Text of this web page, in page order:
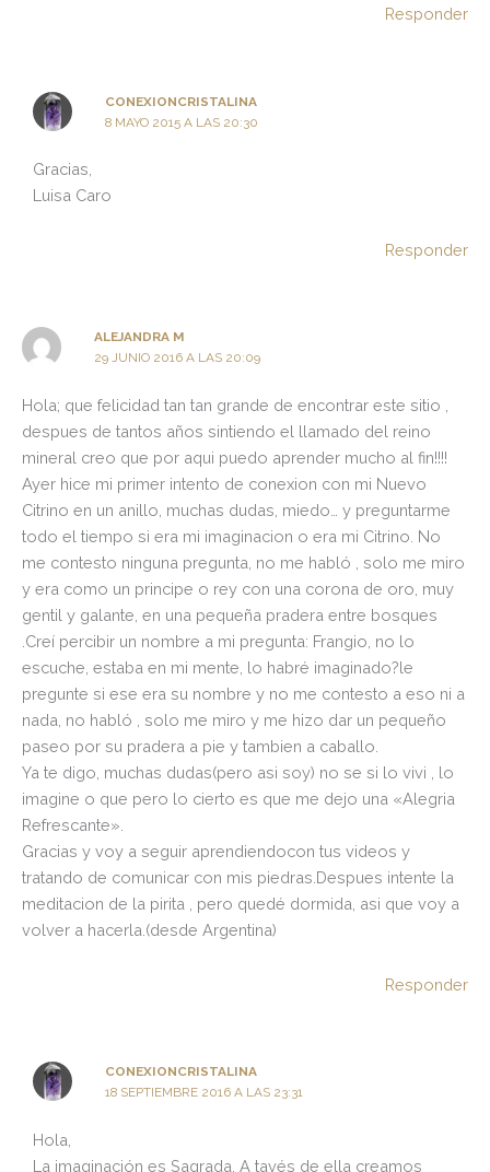
Responder
CONEXIONCRISTALINA
8 MAYO 2015 A LAS 20:30
Gracias,
Luisa Caro
Responder
ALEJANDRA M
29 JUNIO 2016 A LAS 20:09
Hola; que felicidad tan tan grande de encontrar este sitio ,
despues de tantos años sintiendo el llamado del reino
mineral creo que por aqui puedo aprender mucho al fin!!!!
Ayer hice mi primer intento de conexion con mi Nuevo
Citrino en un anillo, muchas dudas, miedo… y preguntarme
todo el tiempo si era mi imaginacion o era mi Citrino. No
me contesto ninguna pregunta, no me habló , solo me miro
y era como un principe o rey con una corona de oro, muy
gentil y galante, en una pequeña pradera entre bosques
.Creí percibir un nombre a mi pregunta: Frangio, no lo
escuche, estaba en mi mente, lo habré imaginado?le
pregunte si ese era su nombre y no me contesto a eso ni a
nada, no habló , solo me miro y me hizo dar un pequeño
paseo por su pradera a pie y tambien a caballo.
Ya te digo, muchas dudas(pero asi soy) no se si lo vivi , lo
imagine o que pero lo cierto es que me dejo una «Alegria
Refrescante».
Gracias y voy a seguir aprendiendocon tus videos y
tratando de comunicar con mis piedras.Despues intente la
meditacion de la pirita , pero quedé dormida, asi que voy a
volver a hacerla.(desde Argentina)
Responder
CONEXIONCRISTALINA
18 SEPTIEMBRE 2016 A LAS 23:31
Hola,
La imaginación es Sagrada. A tavés de ella creamos